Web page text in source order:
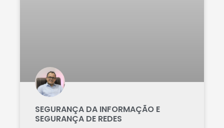
SEGURANÇA DA INFORMAÇÃO E
SEGURANÇA DE REDES